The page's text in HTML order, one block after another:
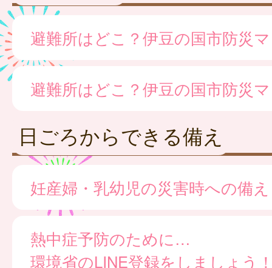
避難所はどこ？伊豆の国市防災
避難所はどこ？伊豆の国市防災
日ごろからできる備え
妊産婦・乳幼児の災害時への備え
熱中症予防のために…
環境省のLINE登録をしましょう